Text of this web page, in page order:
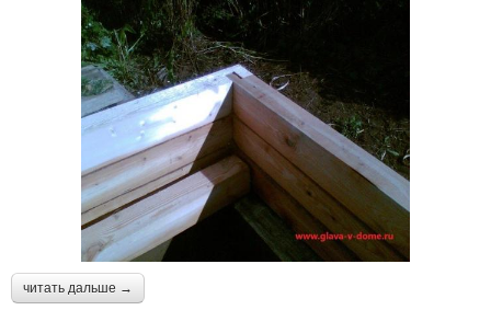
читать дальше →